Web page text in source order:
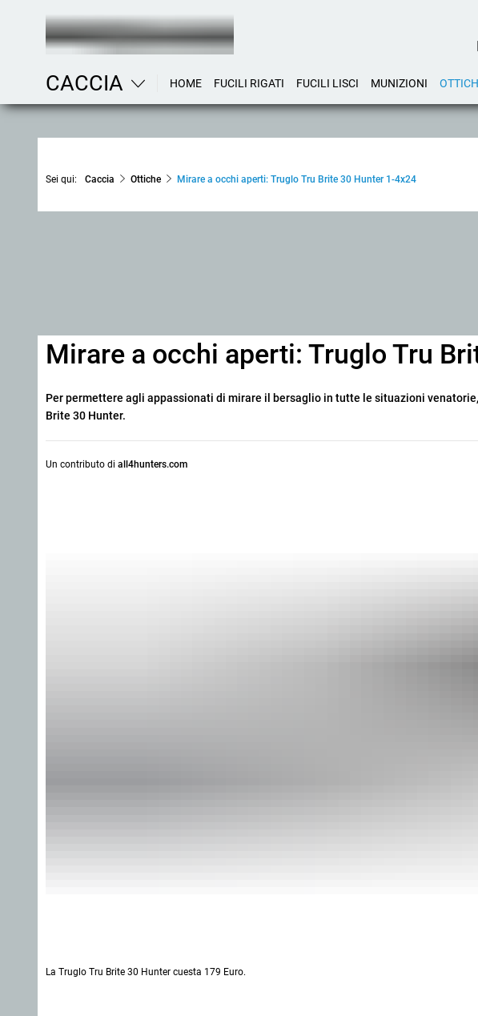
CACCIA HOME FUCILI RIGATI FUCILI LISCI MUNIZIONI
Sei qui: Caccia Ottiche Mirare a occhi aperti: Truglo Tru Brite 30 Hunter 1-4x24
Mirare a occhi aperti: Truglo Tru
Per permettere agli appassionati di mirare il bersaglio in tutte le situazioni
Brite 30 Hunter.
Un contributo di all4hunters.com
La Truglo Tru Brite 30 Hunter cuesta 179 Euro.